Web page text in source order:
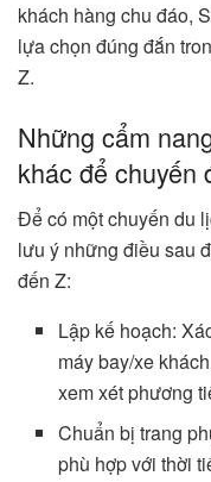
khách hàng chu đáo,
lựa chọn đúng đắn
Z.
Những cẩm
khác để chuyến
Để có một chuyến du
lưu ý những điều sau
đến Z:
Lập kế hoạch:
máy bay/xe
xem xét phương
Chuẩn bị trang
phù hợp với thời